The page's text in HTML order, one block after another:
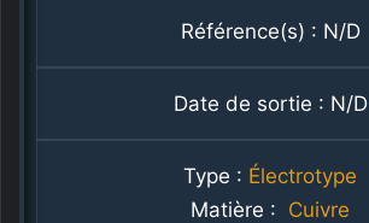
Référence(s) : N/D
Date de sortie : N/D
Type : Électrotype
Matière : Cuivre